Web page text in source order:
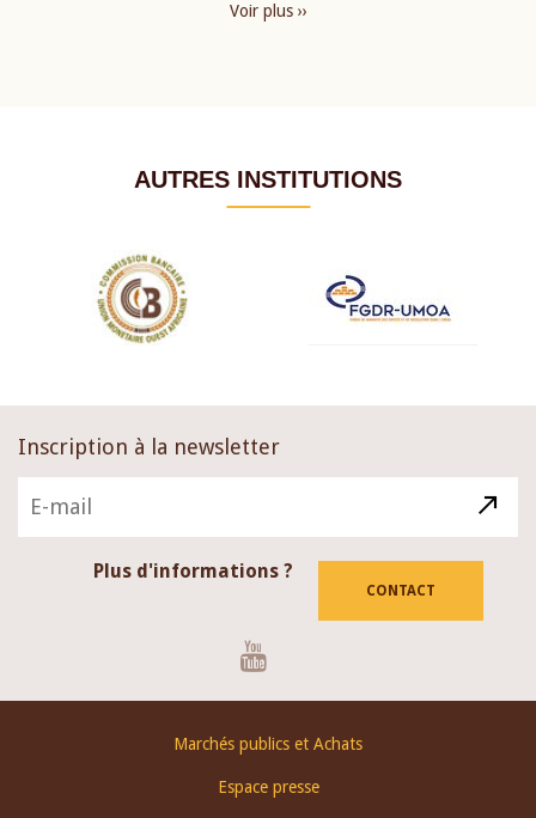
Voir plus ››
AUTRES INSTITUTIONS
Inscription à la newsletter
Plus d'informations ?
CONTACT
Marchés publics et Achats
Espace presse